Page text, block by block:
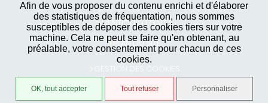
Afin de vous proposer du contenu enrichi et d'élaborer
des statistiques de fréquentation, nous sommes
susceptibles de déposer des cookies tiers sur votre
machine. Cela ne peut se faire qu'en obtenant, au
préalable, votre consentement pour chacun de ces
cookies.
OK, tout accepter Tout refuser Personnaliser
MENTIONS LÉGALES
PLAN DU SITE
GESTION DES COOKIES